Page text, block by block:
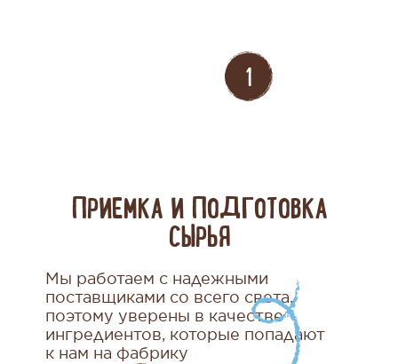
ПРИЕМКА И ПОДГОТОВКА
СЫРЬЯ
Мы работаем с надежными
поставщиками со всего света,
поэтому уверены в качестве
ингредиентов, которые попадают
к нам на фабрику